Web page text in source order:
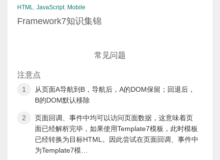
HTML, JavaScript, Mobile
Framework7知识集锦
常见问题
注意点
从页面A导航到B，导航后，A的DOM保留；回退后，
B的DOM默认移除
页面回调、事件中均可以访问页面数据，这意味着页
面已经解析完毕，如果使用Template7模板，此时模板
已经转换为目标HTML。因此尝试在页面回调、事件中
为Template7模…